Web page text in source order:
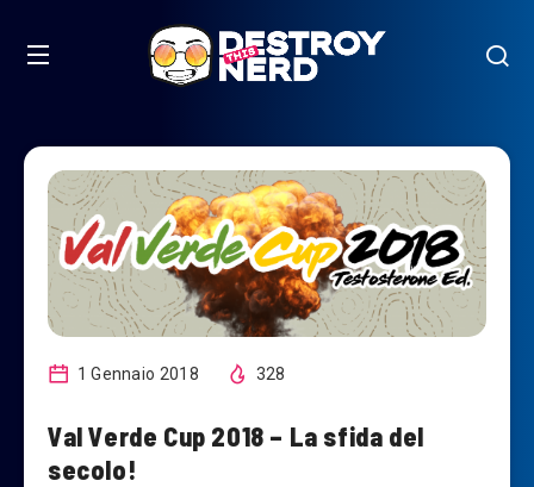
1 Gennaio 2018 328
Val Verde Cup 2018 – La sfida del
secolo!